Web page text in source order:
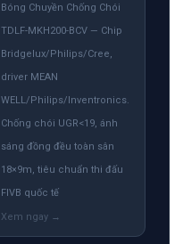
Bóng Chuyền Chống Chói
TDLF-MKH200-BCV — Chip
Bridgelux/Philips/Cree,
driver MEAN
WELL/Philips/Inventronics.
Chống chói UGR<19, ánh
sáng đồng đều toàn sân
18×9m, tiêu chuẩn thi đấu
FIVB quốc tế